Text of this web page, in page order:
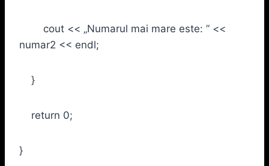
cout << „Numarul mai mare este: ” <<
numar2 << endl;
}
return 0;
}